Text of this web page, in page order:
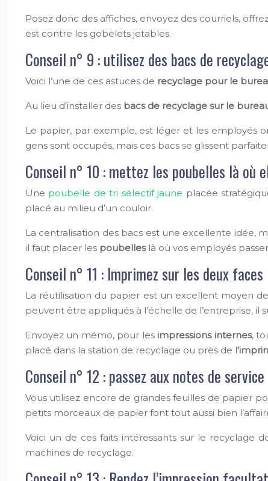
Posez donc des affiches, envoyez des courriels,
est contre les gobelets jetables.
Conseil n° 9 : utilisez des bacs de
Voici l’une de ces astuces de recyclage pour le
Au lieu d’installer des bacs de recyclage sur le
Le papier, par exemple, est léger et les employés
gens sont occupés, mais ces bacs se glissent
Conseil n° 10 : mettez les poubelles là où
Une poubelle de tri sélectif jaune placée
placé au milieu d’un couloir.
La centralisation des bacs est une excellente idée,
il faut placer les poubelleslà où vos employés
Conseil n° 11 : Imprimez sur les deux faces
La réutilisation du papier est un excellent moyen
peuvent être appliqués à l’échelle de l’entreprise, il
Envoyez un mémo, pour les impressions internes,
placé dans la station de recyclage ou près de l
Conseil n° 12 : passez aux notes de service
Vous utilisez encore de grandes feuilles de papier
petits morceaux de papier font tout aussi bien
Voici un de ces faits intéressants sur le recyclage
machines de recyclage.